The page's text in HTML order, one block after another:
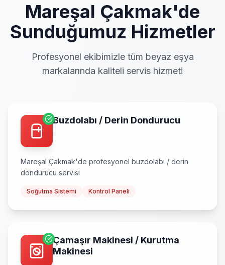
Mareşal Çakmak'de
Sunduğumuz Hizmetler
Profesyonel ekibimizle tüm beyaz eşya
markalarında kaliteli servis hizmeti
Buzdolabı / Derin Dondurucu
Mareşal Çakmak'de profesyonel buzdolabı / derin
dondurucu servisi
Soğutma Sistemi Kontrol Paneli
Çamaşır Makinesi / Kurutma
Makinesi